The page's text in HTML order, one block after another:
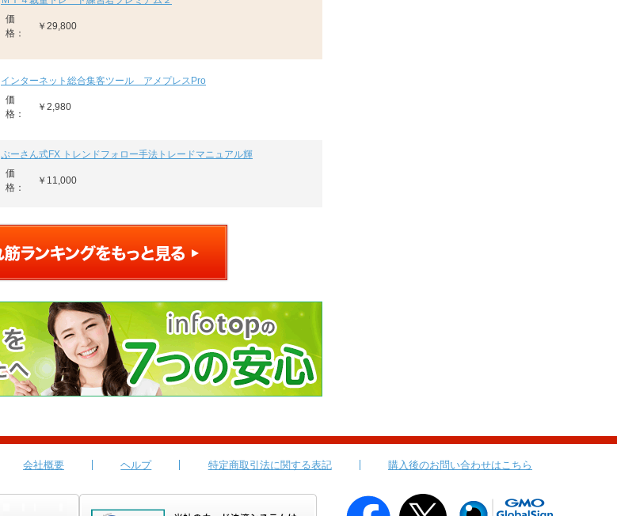
価
格：
￥29,800
インターネット総合集客ツール アメプレスPro
価
格：
￥2,980
ぷーさん式FX トレンドフォロー手法トレードマニュアル輝
価
格：
￥11,000
会社概要 ヘルプ 特定商取引法に関する表記 購入後のお問い合わせはこちら